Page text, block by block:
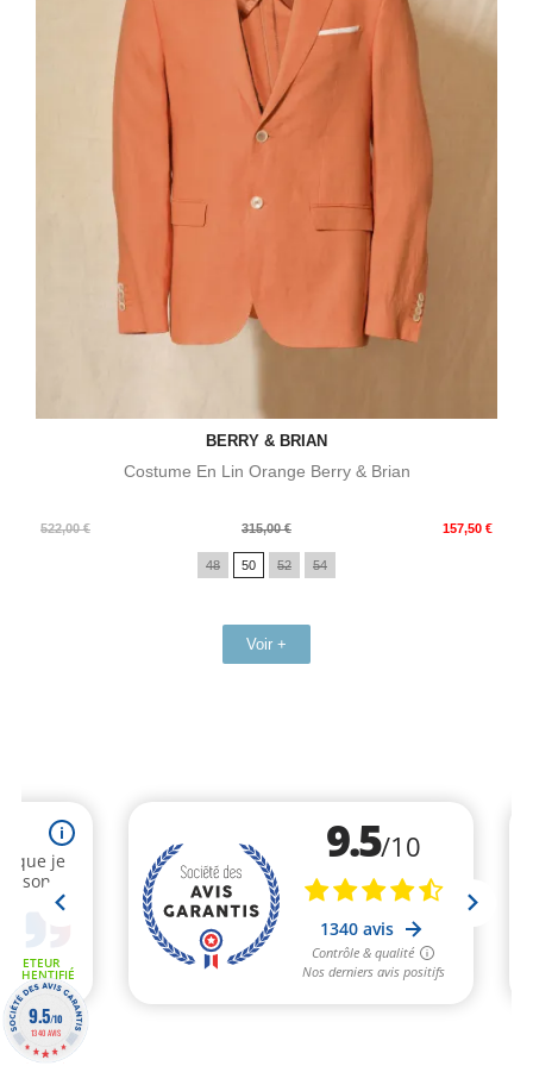
BERRY & BRIAN
Costume En Lin Orange Berry & Brian
522,00 €
Prix
315,00 € 157,50 €
Prix
48 50 52 54
Voir +
9.5/10
1340 AVIS